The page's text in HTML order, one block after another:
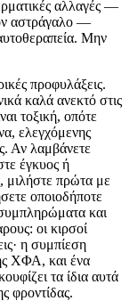
αλλαγές —
αστράγαλο —
Μην
προφυλάξεις.
καλά ανεκτό στις
τοξική, οπότε
ελεγχόμενης
Αν λαμβάνετε
έγκυος ή
μιλήστε πρώτα με
οποιοδήποτε
και
οι κιρσοί
η συμπίεση
ΧΦΑ, και ένα
τα ίδια αυτά
φροντίδας.